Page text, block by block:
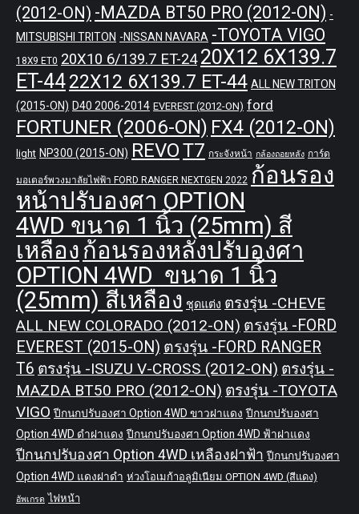
(2012-ON) -MAZDA BT50 PRO (2012-ON) -
MITSUBISHI TRITON -NISSAN NAVARA -TOYOTA VIGO
18X9 ET0 20X10 6/139.7 ET-24 20X12 6X139.7
ET-4422X12 6X139.7 ET-44 ALL NEW TRITON
(2015-ON) D40 2006-2014 EVEREST (2012-ON) ford
FORTUNER (2006-ON) FX4 (2012-ON)
light NP300 (2015-ON) REVOT7 กระจังหน้า กล้องถอยหลัง การ์ด
มอเตอร์พวงมาลัยไฟฟ้า FORD RANGER NEXTGEN 2022 ก้อนรอง
หน้าปรับองศา OPTION
4WD ขนาด 1 นิ้ว (25mm) สี
เหลือง ก้อนรองหลังปรับองศา
OPTION 4WD ขนาด 1 นิ้ว
(25mm) สีเหลือง ชุดแต่ง ตรงรุ่น -CHEVE
ALL NEW COLORADO (2012-ON) ตรงรุ่น -FORD
EVEREST (2015-ON) ตรงรุ่น -FORD RANGER
T6 ตรงรุ่น -ISUZU V-CROSS (2012-ON) ตรงรุ่น -
MAZDA BT50 PRO (2012-ON) ตรงรุ่น -TOYOTA
VIGO ปีกนกปรับองศา Option 4WD ขาวฝาแดง ปีกนกปรับองศา
Option 4WD ดำฝาแดง ปีกนกปรับองศา Option 4WD ฟ้าฝาแดง
ปีกนกปรับองศา Option 4WD เหลืองฝาฟ้า ปีกนกปรับองศา
Option 4WD แดงฝาดำ ห่วงโอเมก้าอลูมิเนียม OPTION 4WD (สีแดง)
อัพเกรด ไฟหน้า